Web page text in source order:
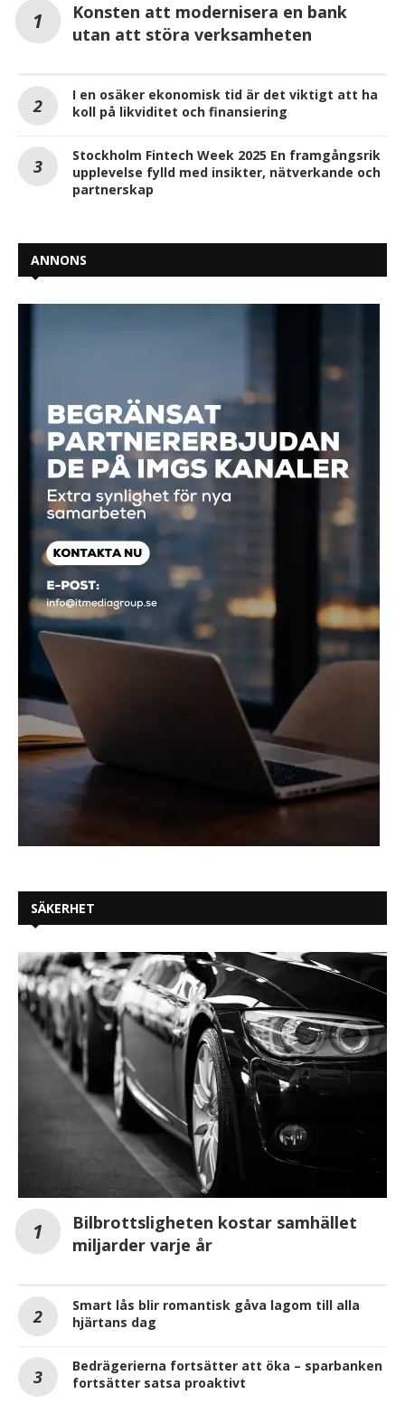
Konsten att modernisera en bank
utan att störa verksamheten
I en osäker ekonomisk tid är det viktigt att ha
koll på likviditet och finansiering
Stockholm Fintech Week 2025 En framgångsrik
upplevelse fylld med insikter, nätverkande och
partnerskap
ANNONS
SÄKERHET
Bilbrottsligheten kostar samhället
miljarder varje år
Smart lås blir romantisk gåva lagom till alla
hjärtans dag
Bedrägerierna fortsätter att öka – sparbanken
fortsätter satsa proaktivt